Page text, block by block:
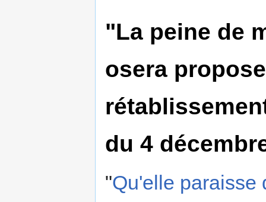
"La peine de
osera
du 4
"Qu'elle paraisse